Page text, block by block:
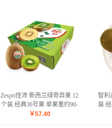
Zespri佳沛 新西兰绿奇异果 12
个装 经典36号果 单果重约90-
100g 生鲜水果
￥57.40
智利
装